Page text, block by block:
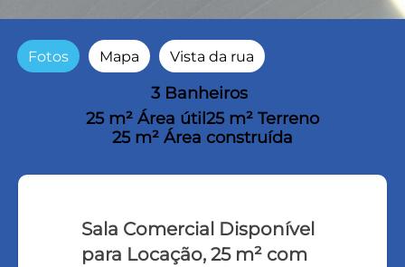
Fotos Mapa Vista da rua
3 Banheiros
25 m² Área útil 25 m² Terreno
25 m² Área construída
Sala Comercial Disponível
para Locação, 25 m² com